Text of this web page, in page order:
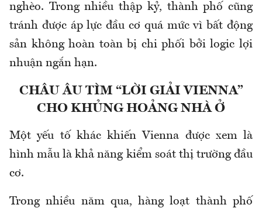
nghèo. Trong nhiều thập kỷ, thành phố cũng
tránh được áp lực đầu cơ quá mức vì bất động
sản không hoàn toàn bị chi phối bởi logic lợi
nhuận ngắn hạn.
CHÂU ÂU TÌM “LỜI GIẢI VIENNA”
CHO KHỦNG HOẢNG NHÀ Ở
Một yếu tố khác khiến Vienna được xem là
hình mẫu là khả năng kiểm soát thị trường đầu
cơ.
Trong nhiều năm qua, hàng loạt thành phố